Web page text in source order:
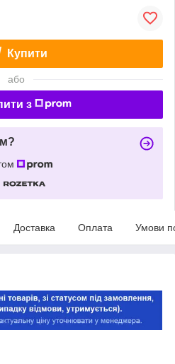
Купити
або
з
Доставка Оплата Умови